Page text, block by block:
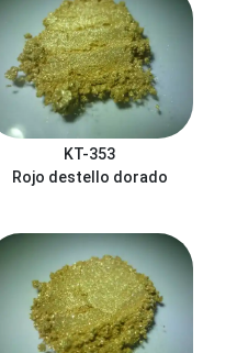
KT-353
Rojo destello dorado